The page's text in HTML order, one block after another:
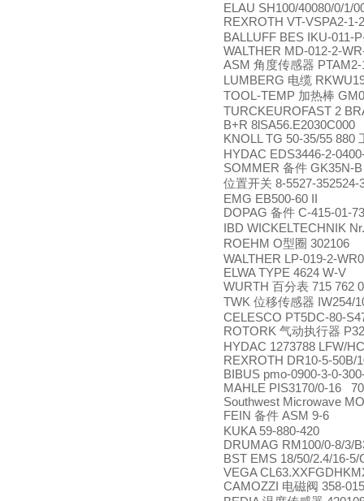
ELAU SH100/40080/0/1/
REXROTH VT-VSPA2-1-
BALLUFF BES IKU-011-
WALTHER MD-012-2-
ASM 角度传感器
LUMBERG 电缆
TOOL-TEMP 加热棒
TURCKEUROFAST 2
B+R 8lSA56.E2030C000
KNOLL TG 50-35/55 880
HYDAC EDS3446-2-
SOMMER 备件 GK35N-B
位置开关 8-5527-352524-
EMG EB500-60 II
DOPAG 备件 C-415-01-73
IBD WICKELTECHNIK
ROEHM O型圈 302106
WALTHER LP-019-2-
ELWA TYPE 4624 W-V
WURTH 百分表 715 762
TWK 位移传感器 IW254/
CELESCO PT5DC-80-
ROTORK 气动执行器
HYDAC 1273788 LFW/
REXROTH DR10-5-50B/
BIBUS pmo-0900-3-0-
MAHLE PIS3170/0-16
Southwest Microwave
FEIN 备件 ASM 9-6
KUKA 59-880-420
DRUMAG RM100/0-8/3/
BST EMS 18/50/2.4/16-5/
VEGA
CAMOZZI 电磁阀 358-